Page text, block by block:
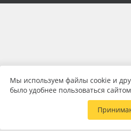
Мы используем файлы cookie и
было удобнее пользоваться